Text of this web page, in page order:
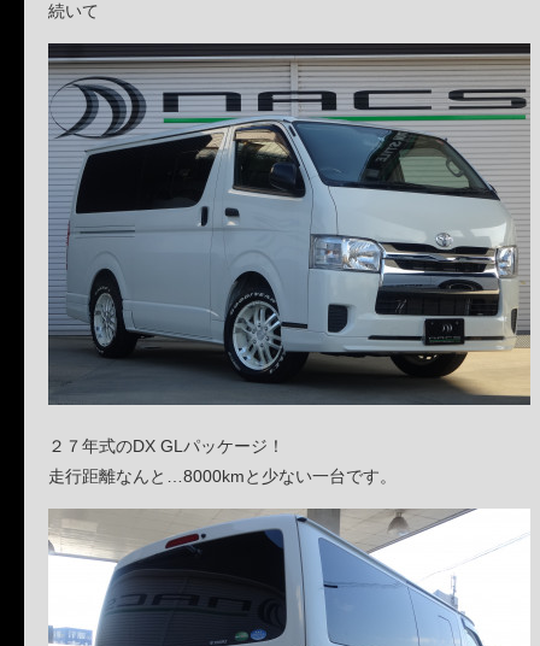
続いて
２７年式のDX GLパッケージ！
走行距離なんと…8000kmと少ない一台です。